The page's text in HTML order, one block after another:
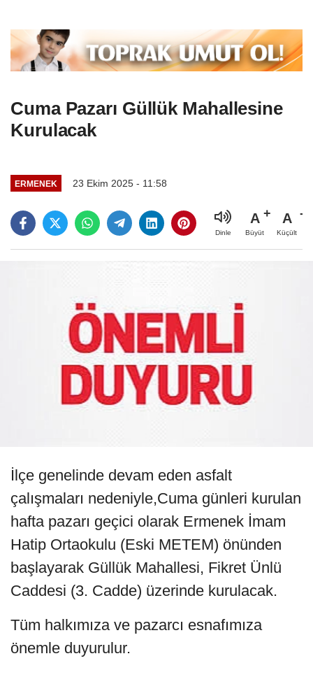
Cuma Pazarı Güllük Mahallesine
Kurulacak
ERMENEK 23 Ekim 2025 - 11:58
Dinle
A
Büyüt
A
Küçült
İlçe genelinde devam eden asfalt
çalışmaları nedeniyle,Cuma günleri kurulan
hafta pazarı geçici olarak Ermenek İmam
Hatip Ortaokulu (Eski METEM) önünden
başlayarak Güllük Mahallesi, Fikret Ünlü
Caddesi (3. Cadde) üzerinde kurulacak.
Tüm halkımıza ve pazarcı esnafımıza
önemle duyurulur.